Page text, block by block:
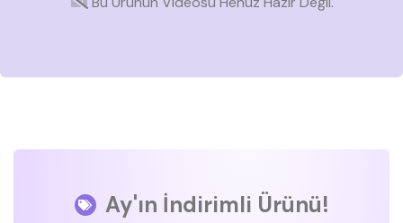
Ay'ın İndirimli Ürünü!